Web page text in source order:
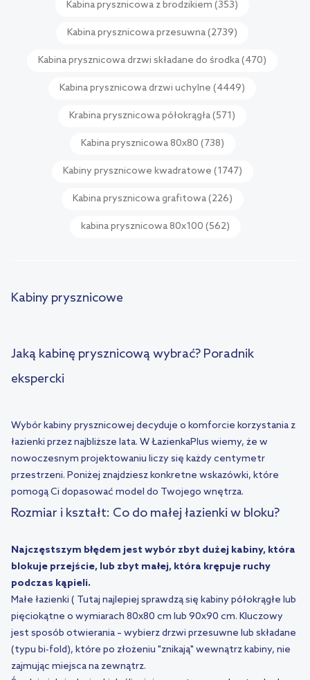
Kabina prysznicowa z brodzikiem (353)
Kabina prysznicowa przesuwna(2739)
Kabina prysznicowa drzwi składane do środka(470)
Kabina prysznicowa drzwi uchylne (4449)
Krabina prysznicowa półokrągła(571)
Kabina prysznicowa 80x80 (738)
Kabiny prysznicowe kwadratowe (1747)
Kabina prysznicowa grafitowa(226)
kabina prysznicowa 80x100 (562)
Kabiny prysznicowe
Jaką kabinę prysznicową wybrać? Poradnik
ekspercki
Wybór kabiny prysznicowej decyduje o komforcie korzystania z
łazienki przez najbliższe lata. W ŁazienkaPlus wiemy, że w
nowoczesnym projektowaniu liczy się każdy centymetr
przestrzeni. Poniżej znajdziesz konkretne wskazówki, które
pomogą Ci dopasować model do Twojego wnętrza.
Rozmiar i kształt: Co do małej łazienki w bloku?
Najczęstszym błędem jest wybór zbyt dużej kabiny, która
blokuje przejście, lub zbyt małej, która krępuje ruchy
podczas kąpieli.
Małe łazienki ( Tutaj najlepiej sprawdzą się kabiny półokrągłe lub
pięciokątne o wymiarach 80x80 cm lub 90x90 cm. Kluczowy
jest sposób otwierania – wybierzdrzwi przesuwne lub składane
(typu bi-fold), które po złożeniu "znikają" wewnątrz kabiny, nie
zajmując miejsca na zewnątrz.